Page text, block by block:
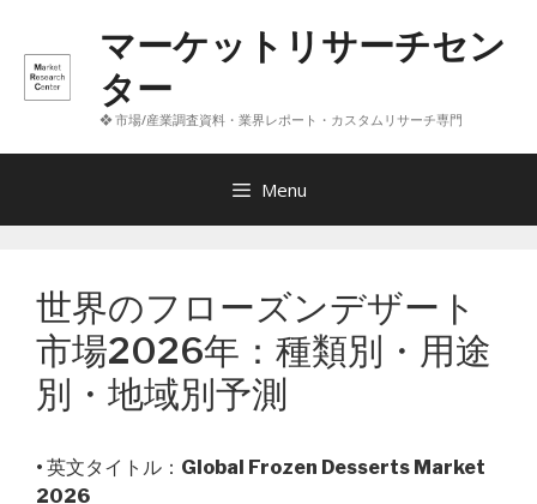
へ
マーケットリサーチセン
ター
❖ 市場/産業調査資料・業界レポート・カスタムリサーチ専門
Menu
世界のフローズンデザート
市場2026年：種類別・用途
別・地域別予測
• 英文タイトル： Global Frozen Desserts Market
2026